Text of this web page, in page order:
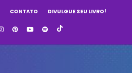
CONTATO DIVULGUE SEU LIVRO!